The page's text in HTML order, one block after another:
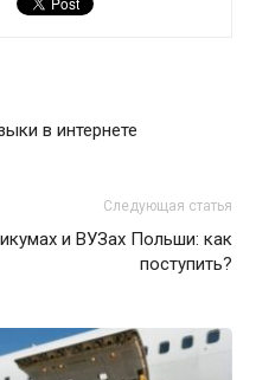
в интернете
Следующая статья
и ВУЗах Польши: как
поступить?